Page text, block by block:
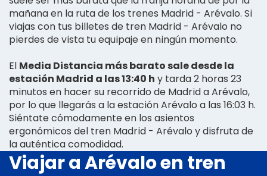
mañana en la ruta de los trenes Madrid - Arévalo. Si
viajas con tus billetes de tren Madrid - Arévalo no
pierdes de vista tu equipaje en ningún momento.
El Media Distancia más barato sale desde la
estación Madrid a las 13:40 h y tarda 2 horas 23
minutos en hacer su recorrido de Madrid a Arévalo,
por lo que llegarás a la estación Arévalo a las 16:03 h.
Siéntate cómodamente en los asientos
ergonómicos del tren Madrid - Arévalo y disfruta de
la auténtica comodidad.
Viajar a Arévalo en tren